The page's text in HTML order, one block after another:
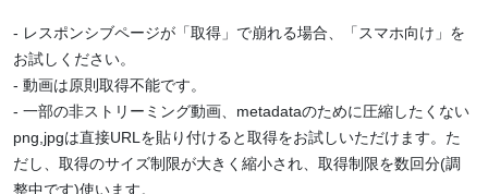
- レスポンシブページが「取得」で崩れる場合、「スマホ向け」を
お試しください。
- 動画は原則取得不能です。
- 一部の非ストリーミング動画、metadataのために圧縮したくない
png,jpgは直接URLを貼り付けると取得をお試しいただけます。た
だし、取得のサイズ制限が大きく縮小され、取得制限を数回分(調
整中です)使います。